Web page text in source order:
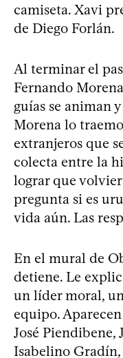
camiseta. Xavi
de Diego Forlán.
Al terminar el
Fernando
guías se animan
Morena lo
extranjeros que
colecta entre la
lograr que
pregunta si es
vida aún. Las
En el mural de
detiene. Le
un líder moral,
equipo.
José Piendibene,
Isabelino